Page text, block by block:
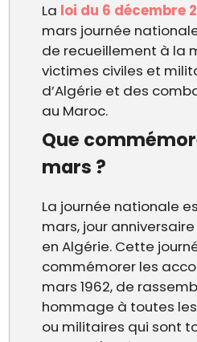
La loi du 6 décembre
mars journée
de recueillement à la
victimes civiles et
d’Algérie et des
au Maroc.
Que
mars ?
La journée nationale
mars, jour
en Algérie. Cette
commémorer les
mars 1962, de
hommage à toutes
ou militaires qui sont